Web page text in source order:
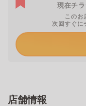
現在チラ
このお
次回すぐに
店舗情報